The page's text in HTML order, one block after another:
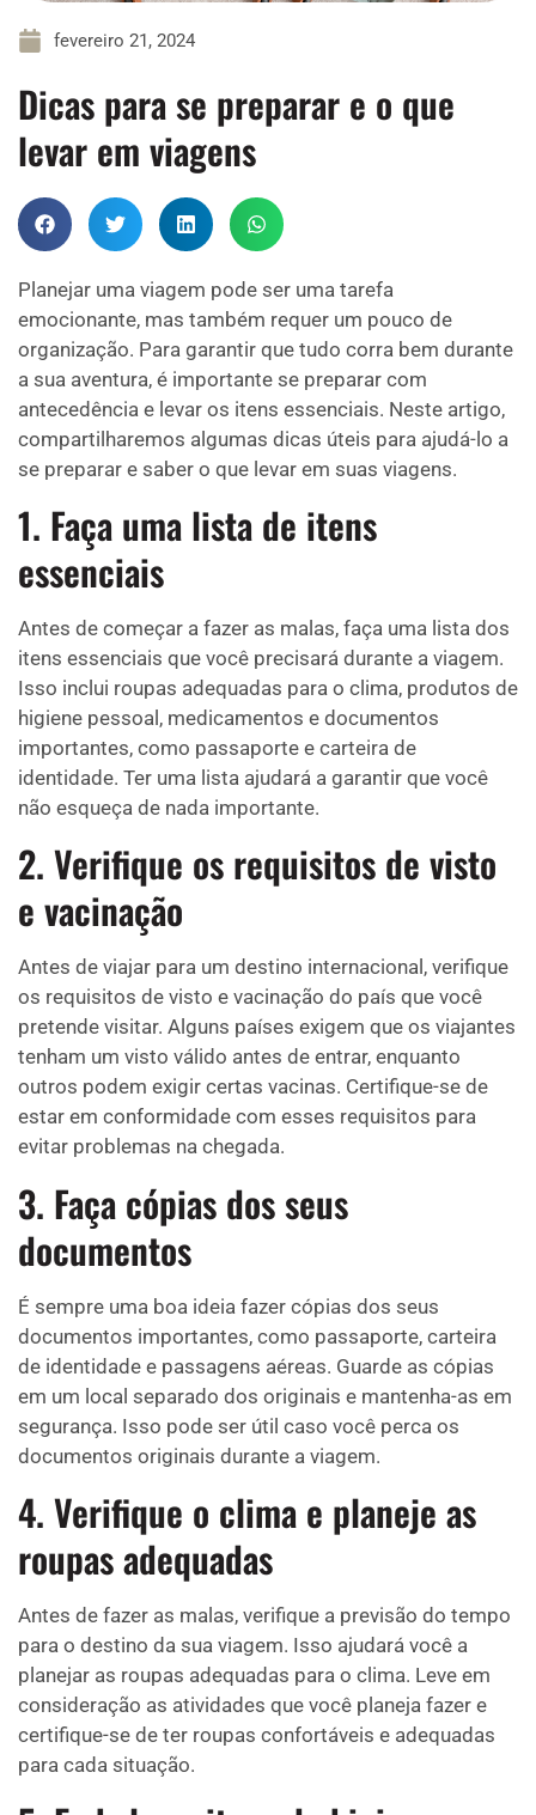
fevereiro 21, 2024
Dicas para se preparar e o que
levar em viagens
Planejar uma viagem pode ser uma tarefa
emocionante, mas também requer um pouco de
organização. Para garantir que tudo corra bem durante
a sua aventura, é importante se preparar com
antecedência e levar os itens essenciais. Neste artigo,
compartilharemos algumas dicas úteis para ajudá-lo a
se preparar e saber o que levar em suas viagens.
1. Faça uma lista de itens
essenciais
Antes de começar a fazer as malas, faça uma lista dos
itens essenciais que você precisará durante a viagem.
Isso inclui roupas adequadas para o clima, produtos de
higiene pessoal, medicamentos e documentos
importantes, como passaporte e carteira de
identidade. Ter uma lista ajudará a garantir que você
não esqueça de nada importante.
2. Verifique os requisitos de visto
e vacinação
Antes de viajar para um destino internacional, verifique
os requisitos de visto e vacinação do país que você
pretende visitar. Alguns países exigem que os viajantes
tenham um visto válido antes de entrar, enquanto
outros podem exigir certas vacinas. Certifique-se de
estar em conformidade com esses requisitos para
evitar problemas na chegada.
3. Faça cópias dos seus
documentos
É sempre uma boa ideia fazer cópias dos seus
documentos importantes, como passaporte, carteira
de identidade e passagens aéreas. Guarde as cópias
em um local separado dos originais e mantenha-as em
segurança. Isso pode ser útil caso você perca os
documentos originais durante a viagem.
4. Verifique o clima e planeje as
roupas adequadas
Antes de fazer as malas, verifique a previsão do tempo
para o destino da sua viagem. Isso ajudará você a
planejar as roupas adequadas para o clima. Leve em
consideração as atividades que você planeja fazer e
certifique-se de ter roupas confortáveis e adequadas
para cada situação.